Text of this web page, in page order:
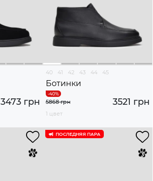
3473 грн
40 41 42 43 44 45
Ботинки
3521 грн
5868 грн
1 цвет
ПОСЛЕДНЯЯ ПАРА